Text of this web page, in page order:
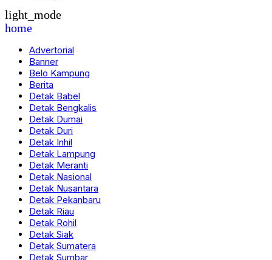
light_mode
home
Advertorial
Banner
Belo Kampung
Berita
Detak Babel
Detak Bengkalis
Detak Dumai
Detak Duri
Detak Inhil
Detak Lampung
Detak Meranti
Detak Nasional
Detak Nusantara
Detak Pekanbaru
Detak Riau
Detak Rohil
Detak Siak
Detak Sumatera
Detak Sumbar